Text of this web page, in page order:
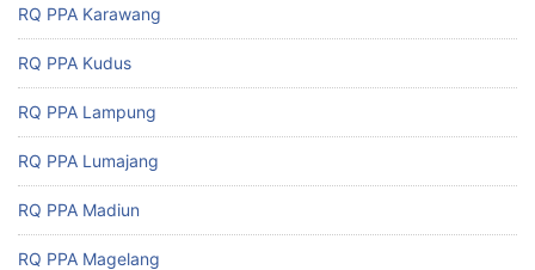
RQ PPA Karawang
RQ PPA Kudus
RQ PPA Lampung
RQ PPA Lumajang
RQ PPA Madiun
RQ PPA Magelang